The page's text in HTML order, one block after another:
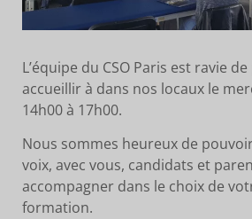
L’équipe du CSO Paris est ravie
accueillir à dans nos locaux le
14h00 à 17h00.
Nous sommes heureux de
voix, avec vous, candidats et
accompagner dans le choix de
formation.